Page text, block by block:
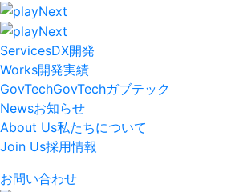
ServicesDX開発
Works開発実績
GovTechGovTechガブテック
Newsお知らせ
About Us私たちについて
Join Us採用情報
お問い合わせ